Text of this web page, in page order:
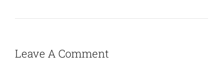
Leave A Comment